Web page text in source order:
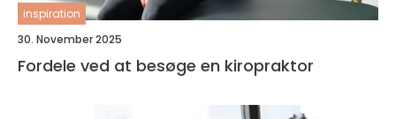
inspiration
30. November 2025
Fordele ved at besøge en kiropraktor